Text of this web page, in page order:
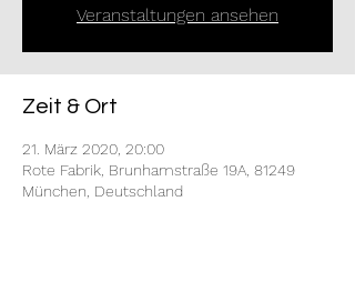
Veranstaltungen ansehen
Zeit & Ort
21. März 2020, 20:00
Rote Fabrik, Brunhamstraße 19A, 81249
München, Deutschland